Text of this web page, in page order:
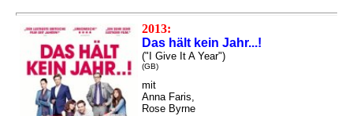
2013:
Das hält kein Jahr...!
("I Give It A Year")
(GB)
mit
Anna Faris,
Rose Byrne